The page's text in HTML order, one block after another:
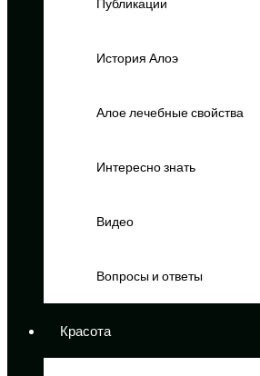
Публикации
История Алоэ
Алое лечебные свойства
Интересно знать
Видео
Вопросы и ответы
Красота